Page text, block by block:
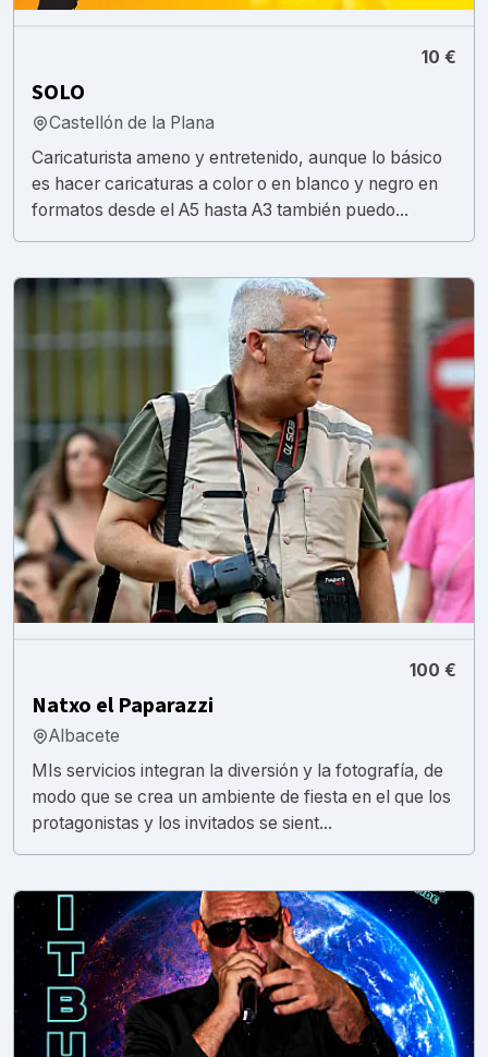
10 €
SOLO
Castellón de la Plana
Caricaturista ameno y entretenido, aunque lo básico
es hacer caricaturas a color o en blanco y negro en
formatos desde el A5 hasta A3 también puedo...
100 €
Natxo el Paparazzi
Albacete
MIs servicios integran la diversión y la fotografía, de
modo que se crea un ambiente de fiesta en el que los
protagonistas y los invitados se sient...